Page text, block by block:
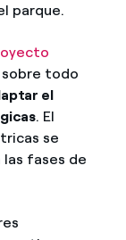
parque.
todo
el
. El
se
fases de